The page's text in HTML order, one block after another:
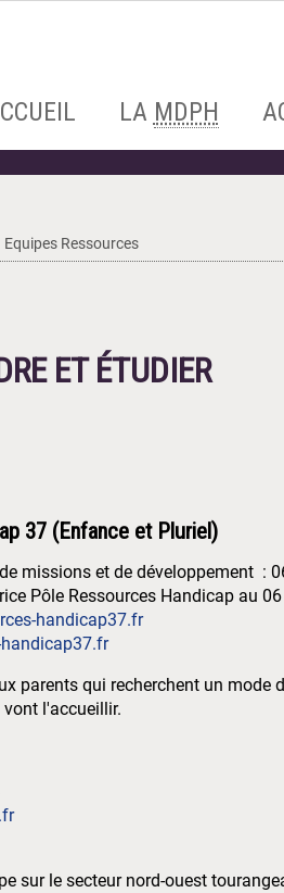
LA MDPH
Equipes Ressources
ET ÉTUDIER
37 (Enfance et Pluriel)
missions et de développement :
Pôle Ressources Handicap au
handicap37.fr
parents qui recherchent un
l'accueillir.
sur le secteur nord-ouest